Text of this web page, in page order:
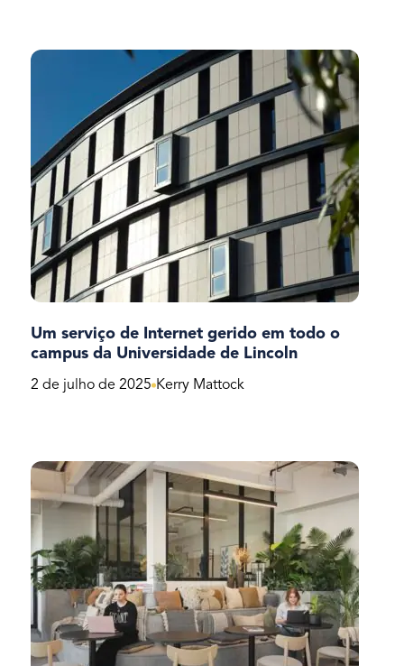
Um serviço de Internet gerido em todo o
campus da Universidade de Lincoln
2 de julho de 2025 Kerry Mattock